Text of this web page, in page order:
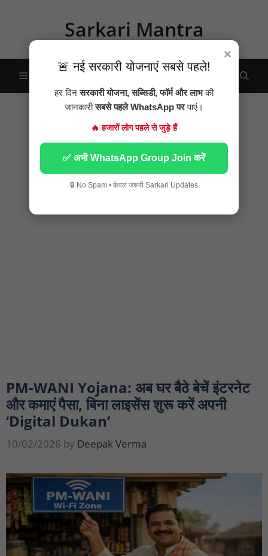
content
Sarkari Mantra
Menu
PM-WANI Yojana: अब घर बैठे बेचें इंटरनेट
और कमाएं पैसा, बिना लाइसेंस शुरू करें अपनी
‘Digital Dukan’
10/02/2026 by Deepak Verma
×
🚨 नई सरकारी योजनाएं सबसे पहले!
हर दिनसरकारी योजना, सब्सिडी, फॉर्म और लाभकी
जानकारीसबसे पहले WhatsApp परपाएं।
🔥 हजारों लोग पहले से जुड़े हैं
✅ अभी WhatsApp Group Join करें
🔒 No Spam • केवल जरूरी Sarkari Updates